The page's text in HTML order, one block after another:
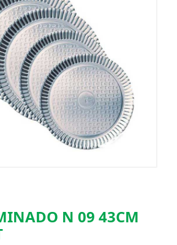
N 09 43CM